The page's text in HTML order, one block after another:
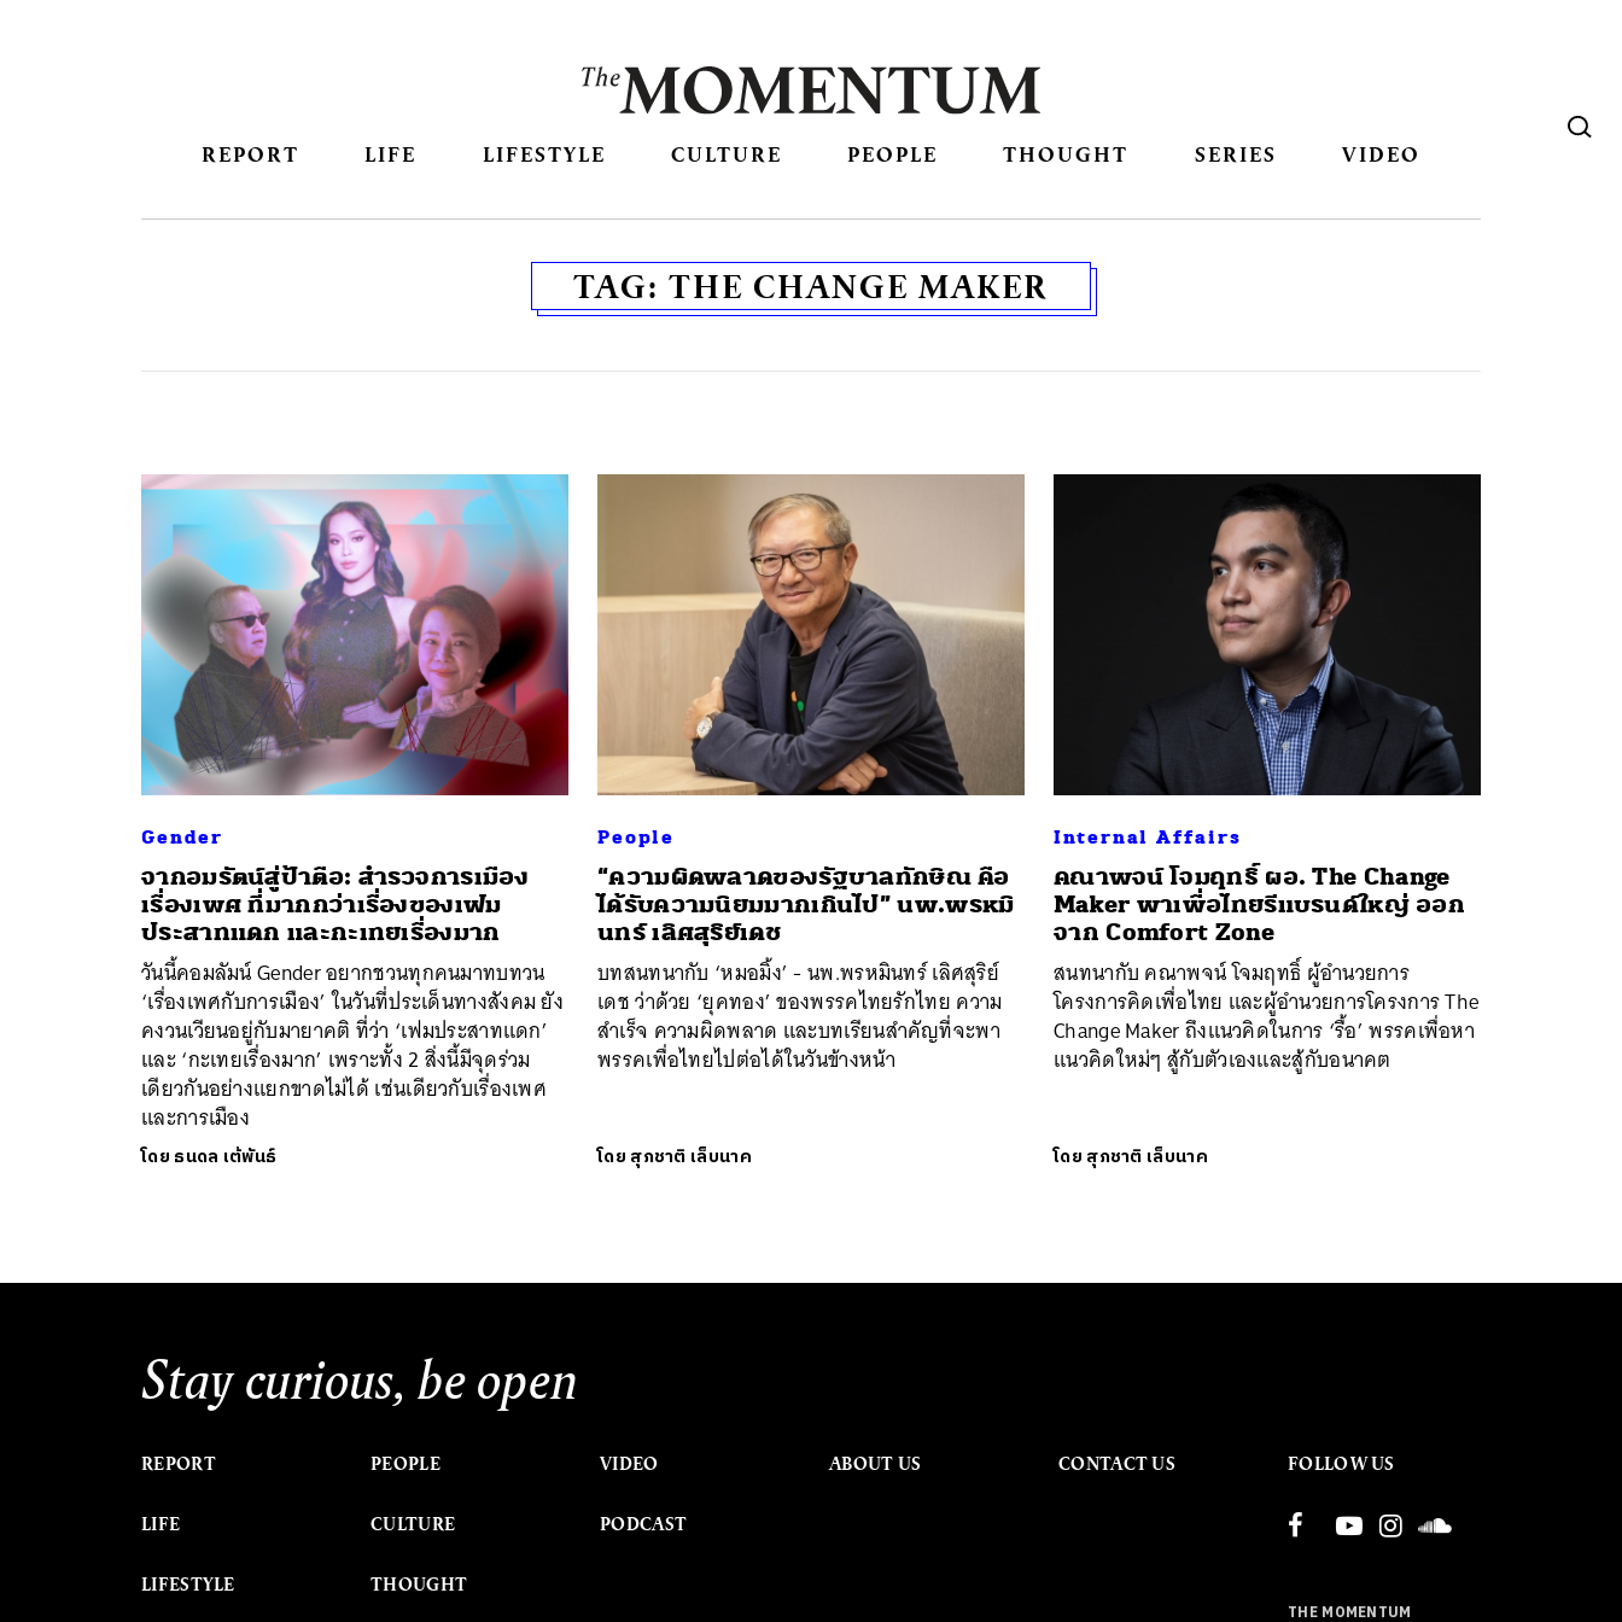
REPORT LIFE LIFESTYLE CULTURE PEOPLE THOUGHT SERIES VIDEO
TAG: THE CHANGE MAKER
Gender
จากอมรัตน์สู่ป้าตือ: สำรวจการเมือง
เรื่องเพศ ที่มากกว่าเรื่องของเฟม
ประสาทแดก และกะเทยเรื่องมาก
วันนี้คอมลัมน์ Gender อยากชวนทุกคนมาทบทวน
‘เรื่องเพศกับการเมือง’ ในวันที่ประเด็นทางสังคม ยัง
คงวนเวียนอยู่กับมายาคติ ที่ว่า ‘เฟมประสาทแดก’
และ ‘กะเทยเรื่องมาก’ เพราะทั้ง 2 สิ่งนี้มีจุดร่วม
เดียวกันอย่างแยกขาดไม่ได้ เช่นเดียวกับเรื่องเพศ
และการเมือง
โดย ธนดล เต้พันธ์
People
“ความผิดพลาดของรัฐบาลทักษิณ คือ
ได้รับความนิยมมากเกินไป” นพ.พรหมิ
นทร์ เลิศสุริย์เดช
บทสนทนากับ ‘หมอมิ้ง’ - นพ.พรหมินทร์ เลิศสุริย์
เดช ว่าด้วย ‘ยุคทอง’ ของพรรคไทยรักไทย ความ
สำเร็จ ความผิดพลาด และบทเรียนสำคัญที่จะพา
พรรคเพื่อไทยไปต่อได้ในวันข้างหน้า
โดย สุภชาติ เล็บนาค
Internal Affairs
คณาพจน์ โจมฤทธิ์ ผอ. The Change
Maker พาเพื่อไทยรีแบรนด์ใหญ่ ออก
จาก Comfort Zone
สนทนากับ คณาพจน์ โจมฤทธิ์ ผู้อำนวยการ
โครงการคิดเพื่อไทย และผู้อำนวยการโครงการ The
Change Maker ถึงแนวคิดในการ ‘รื้อ’ พรรคเพื่อหา
แนวคิดใหม่ๆ สู้กับตัวเองและสู้กับอนาคต
โดย สุภชาติ เล็บนาค
Stay curious, be open
REPORT
LIFE
LIFESTYLE
PEOPLE
CULTURE
THOUGHT
VIDEO
PODCAST
ABOUT US CONTACT US FOLLOW US
THE MOMENTUM
SHARE TWEET LINE EMAIL